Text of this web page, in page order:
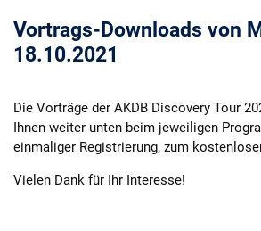
Vortrags-Downloads von
18.10.2021
Die Vorträge der AKDB Discovery Tour
Ihnen weiter unten beim jeweiligen
einmaliger Registrierung, zum
Vielen Dank für Ihr Interesse!